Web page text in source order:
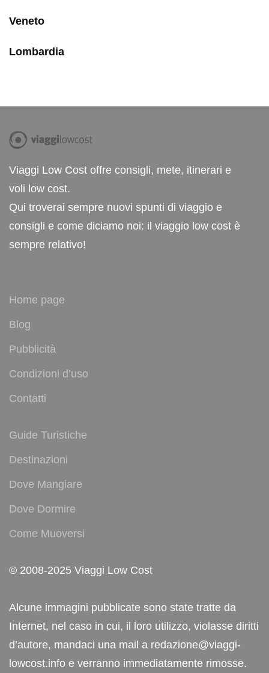
Veneto
Lombardia
Viaggi Low Cost offre consigli, mete, itinerari e
voli low cost.
Qui troverai sempre nuovi spunti di viaggio e
consigli e come diciamo noi: il viaggio low cost è
sempre relativo!
Home page
Blog
Pubblicità
Condizioni d’uso
Contatti
Guide Turistiche
Destinazioni
Dove Mangiare
Dove Dormire
Come Muoversi
© 2008-2025 Viaggi Low Cost
Alcune immagini pubblicate sono state tratte da
Internet, nel caso in cui, il loro utilizzo, violasse diritti
d’autore, mandaci una mail a redazione@viaggi-
lowcost.info e verranno immediatamente rimosse.